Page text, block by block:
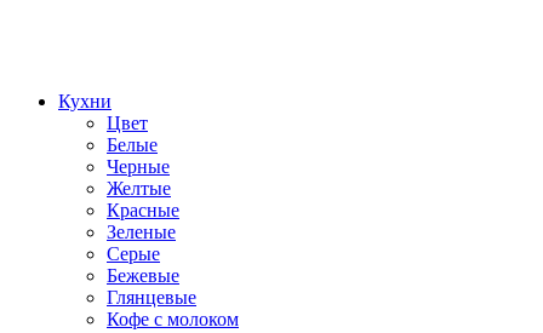
Кухни
Цвет
Белые
Черные
Желтые
Красные
Зеленые
Серые
Бежевые
Глянцевые
Кофе с молоком